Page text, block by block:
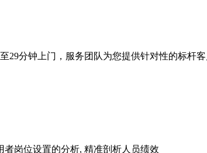
29分钟上门，服务团队为您提供针对性的标杆
岗位设置的分析, 精准剖析人员绩效